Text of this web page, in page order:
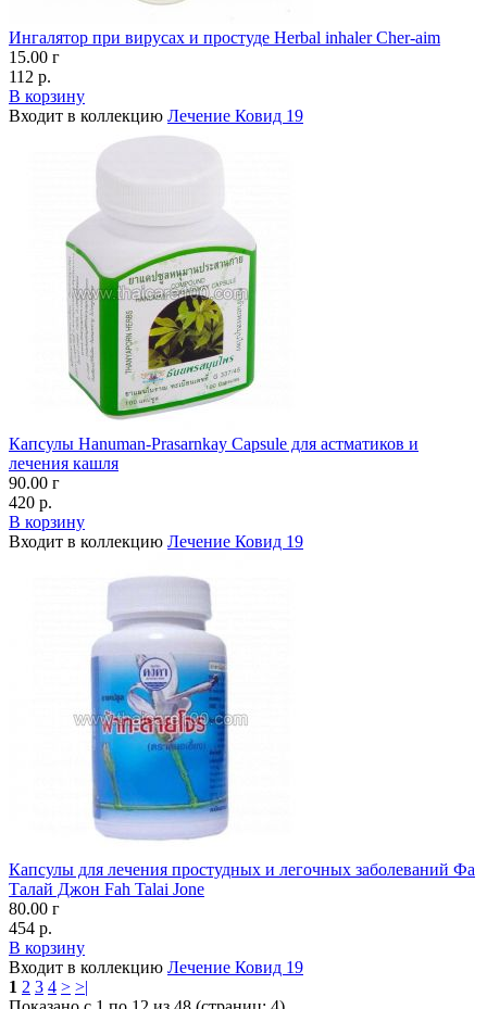
Ингалятор при вирусах и простуде Herbal inhaler Cher-aim
15.00 г
112 р.
В корзину
Входит в коллекцию Лечение Ковид 19
Капсулы Hanuman-Prasarnkay Capsule для астматиков и
лечения кашля
90.00 г
420 р.
В корзину
Входит в коллекцию Лечение Ковид 19
Капсулы для лечения простудных и легочных заболеваний Фа
Талай Джон Fah Talai Jone
80.00 г
454 р.
В корзину
Входит в коллекцию Лечение Ковид 19
1 2 3 4 > >|